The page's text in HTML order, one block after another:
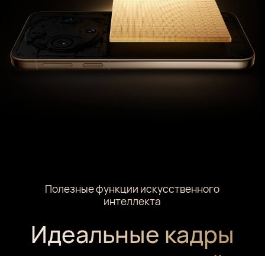
Полезные функции искусственного
интеллекта
Идеальные кадры